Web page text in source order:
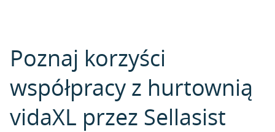
Poznaj korzyści
współpracy z hurtownią
vidaXL przez Sellasist